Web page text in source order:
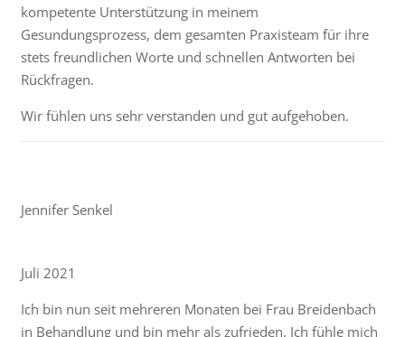
kompetente Unterstützung in meinem
Gesundungsprozess, dem gesamten Praxisteam für ihre
stets freundlichen Worte und schnellen Antworten bei
Rückfragen.
Wir fühlen uns sehr verstanden und gut aufgehoben.
Jennifer Senkel
Juli 2021
Ich bin nun seit mehreren Monaten bei Frau Breidenbach
in Behandlung und bin mehr als zufrieden. Ich fühle mich